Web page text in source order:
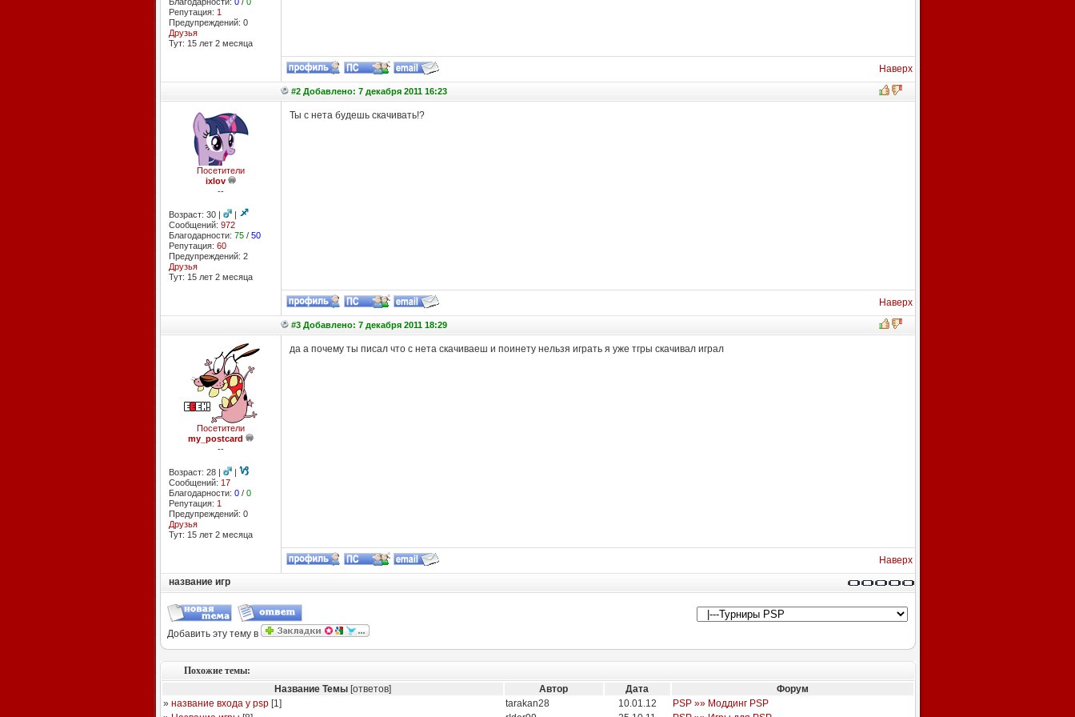
Репутация: 1
Предупреждений: 0
Друзья
Тут: 15 лет 2 месяцa
Наверх
#2 Добавлено: 7 декабря 2011 16:23
Посетители
ixlov
--
Возраст: 30 |
|
Сообщений: 972
Благодарности: 75/ 50
Репутация: 60
Предупреждений: 2
Друзья
Тут: 15 лет 2 месяцa
Ты с нета будешь скачивать!?
Наверх
#3 Добавлено: 7 декабря 2011 18:29
Посетители
my_postcard
--
Возраст: 28 |
|
Сообщений: 17
Благодарности: 0/ 0
Репутация: 1
Предупреждений: 0
Друзья
Тут: 15 лет 2 месяцa
да а почему ты писал что с нета скачиваеш и поинету нельзя играть я уже тгры скачивал играл
Наверх
название игр
Добавить эту тему в
Похожие темы:
Название Темы[ответов] Автор Дата
Форум
» название входа у psp[1] tarakan28 10.01.12
PSP »» Моддинг PSP